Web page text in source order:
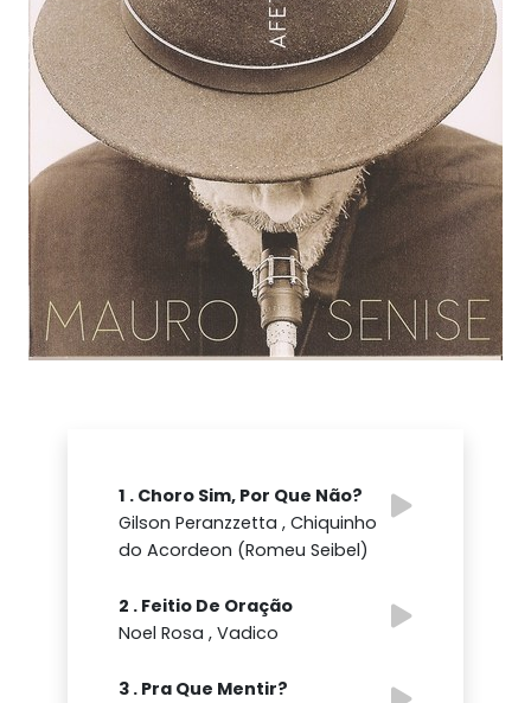
1 . Choro Sim, Por Que Não?
Gilson Peranzzetta , Chiquinho
do Acordeon (Romeu Seibel)
2 . Feitio De Oração
Noel Rosa , Vadico
3 . Pra Que Mentir?